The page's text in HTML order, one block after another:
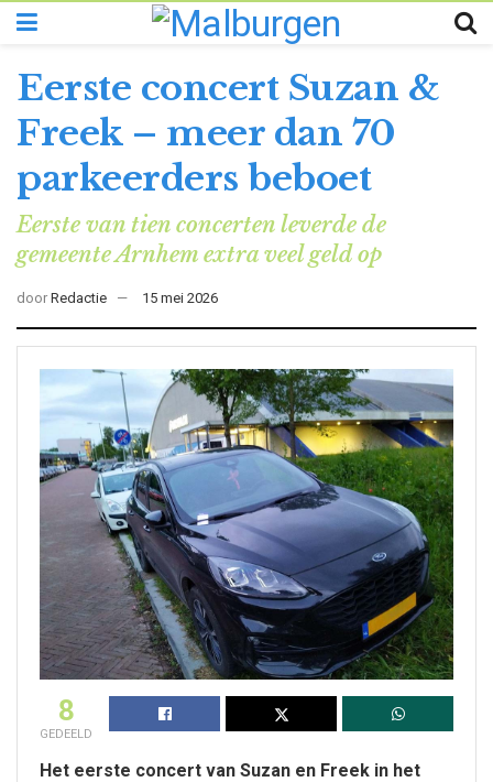
Eerste concert Suzan &
Freek – meer dan 70
parkeerders beboet
Eerste van tien concerten leverde de
gemeente Arnhem extra veel geld op
door Redactie 15 mei 2026
8
GEDEELD
Het eerste concert van Suzan en Freek in het